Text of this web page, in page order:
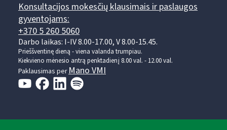
Konsultacijos mokesčių klausimais ir paslaugos
gyventojams:
+370 5 260 5060
Darbo laikas: I-IV 8.00-17.00, V 8.00-15.45.
Prieššventinę dieną - viena valanda trumpiau.
Kiekvieno mėnesio antrą penktadienį 8.00 val. - 12.00 val.
Paklausimas perMano VMI